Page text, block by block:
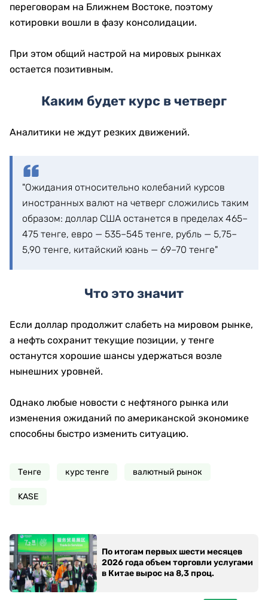
переговорам на Ближнем Востоке, поэтому
котировки вошли в фазу консолидации.
При этом общий настрой на мировых рынках
остается позитивным.
Каким будет курс в четверг
Аналитики не ждут резких движений.
"Ожидания относительно колебаний курсов
иностранных валют на четверг сложились таким
образом: доллар США останется в пределах 465–
475 тенге, евро — 535–545 тенге, рубль — 5,75–
5,90 тенге, китайский юань — 69–70 тенге"
Что это значит
Если доллар продолжит слабеть на мировом рынке,
а нефть сохранит текущие позиции, у тенге
останутся хорошие шансы удержаться возле
нынешних уровней.
Однако любые новости с нефтяного рынка или
изменения ожиданий по американской экономике
способны быстро изменить ситуацию.
Тенге курс тенге валютный рынок
KASE
По итогам первых шести месяцев
2026 года объем торговли услугами
в Китае вырос на 8,3 проц.